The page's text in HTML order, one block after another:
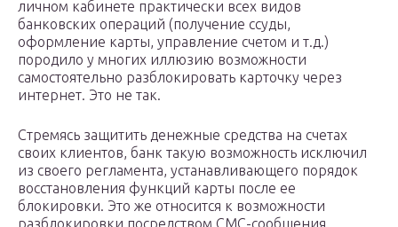
личном кабинете практически всех видов
банковских операций (получение ссуды,
оформление карты, управление счетом и т.д.)
породило у многих иллюзию возможности
самостоятельно разблокировать карточку через
интернет. Это не так.
Стремясь защитить денежные средства на счетах
своих клиентов, банк такую возможность исключил
из своего регламента, устанавливающего порядок
восстановления функций карты после ее
блокировки. Это же относится к возможности
разблокировки посредством СМС-сообщения.